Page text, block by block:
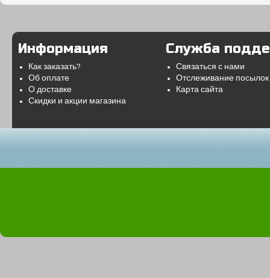
Информация
Как заказать?
Об оплате
О доставке
Скидки и акции магазина
Служба
Связаться с нами
Отслеживание посылок
Карта сайта